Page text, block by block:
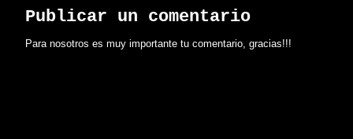
Publicar un comentario
Para nosotros es muy importante tu comentario, gracias!!!